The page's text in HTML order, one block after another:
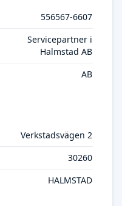
556567-6607
Servicepartner i
Halmstad AB
AB
Verkstadsvägen 2
30260
HALMSTAD